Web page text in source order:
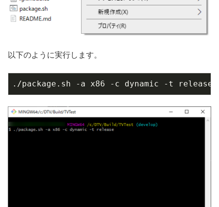
以下のように実行します。
./package.sh -a x86 -c dynamic -t release